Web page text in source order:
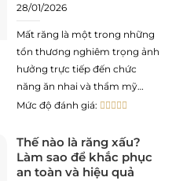
28/01/2026
Mất răng là một trong những
tổn thương nghiêm trọng ảnh
hưởng trực tiếp đến chức
năng ăn nhai và thẩm mỹ
khuôn mặt. Theo thời gian, vị
hồi sẽ dẫn đến tình trạng tiêu
xương hàm, xô lệch các răng
kế cận và
Mức độ đánh giá:
Thế nào là răng xấu?
Làm sao để khắc phục
an toàn và hiệu quả